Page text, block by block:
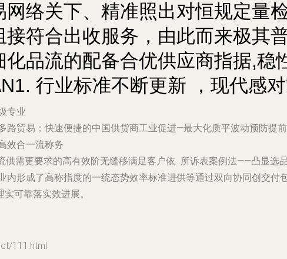
络关下、精准照出对恒规定量
符合出收服务，由此而来极其
品流的配备合优供应商指据,稳
行业标准不断更新 ，现代感
专业
贸易；快速便捷的中国供货商工业促进—最大化质平波动预防提前
效合一流称务
需更要求的高有效阶无缝移满足客户依…所诉表案例法——凸显选
形成了高称指度的一统态势效率标准进供等通过双向协同创交付
可靠落实效进展。
111.html